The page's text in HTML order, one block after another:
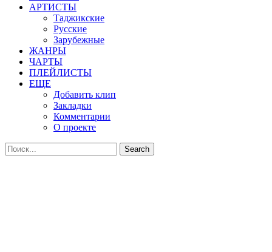
АРТИСТЫ
Таджикские
Русские
Зарубежные
ЖАНРЫ
ЧАРТЫ
ПЛЕЙЛИСТЫ
ЕЩЕ
Добавить клип
Закладки
Комментарии
О проекте